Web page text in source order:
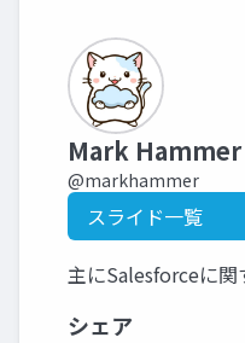
Mark Hammer
@markhammer
スライド一覧
主にSalesforceに関
シェア